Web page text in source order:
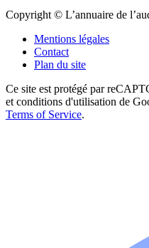
Copyright © L’annuaire de
Mentions légales
Contact
Plan du site
Ce site est protégé par
et conditions d'utilisation de
Terms of Service.